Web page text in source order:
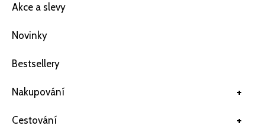
Akce a slevy
Novinky
Bestsellery
+
Nakupování
+
Cestování